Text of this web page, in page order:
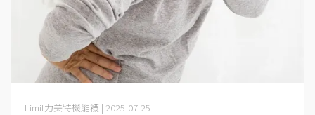
Limit力美特機能襪 | 2025-07-25